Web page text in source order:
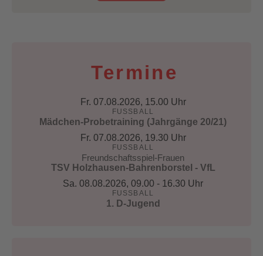
Termine
Fr. 07.08.2026, 15.00 Uhr
FUSSBALL
Mädchen-Probetraining (Jahrgänge 20/21)
Fr. 07.08.2026, 19.30 Uhr
FUSSBALL
Freundschaftsspiel-Frauen
TSV Holzhausen-Bahrenborstel - VfL
Sa. 08.08.2026, 09.00 - 16.30 Uhr
FUSSBALL
1. D-Jugend